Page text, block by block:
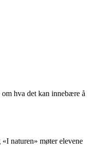
hva det kan innebære å
naturen» møter elevene